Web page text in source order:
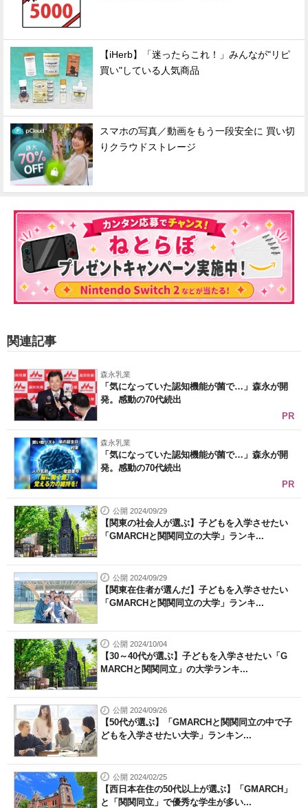
【iHerb】「迷ったらこれ！」みんなが"リピ
買い"している人気商品
スマホの写真／動画をもう一段安全に 買い切
りクラウドストレージ
関連記事
森永乳業
「気になっていた認知機能が菌で…」森永が開
発。感動の70代続出
PR
森永乳業
「気になっていた認知機能が菌で…」森永が開
発。感動の70代続出
PR
公開 2024/09/29
【関東の社会人が選ぶ】子どもを入学させたい
「GMARCHと関関同立の大学」ランキ...
公開 2024/09/29
【関東在住者が選んだ】子どもを入学させたい
「GMARCHと関関同立の大学」ランキ...
公開 2024/10/04
【30～40代が選ぶ】子どもを入学させたい「G
MARCHと関関同立」の大学ランキ...
公開 2024/09/26
【50代が選ぶ】「GMARCHと関関同立の中で子
どもを入学させたい大学」ランキン...
公開 2024/02/25
【西日本在住の50代以上が選ぶ】「GMARCH」
と「関関同立」で優秀な学生が多い...